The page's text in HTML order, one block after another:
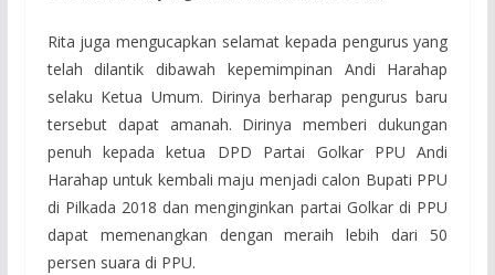
Rita juga mengucapkan selamat kepada pengurus yang
telah dilantik dibawah kepemimpinan Andi Harahap
selaku Ketua Umum. Dirinya berharap pengurus baru
tersebut dapat amanah. Dirinya memberi dukungan
penuh kepada ketua DPD Partai Golkar PPU Andi
Harahap untuk kembali maju menjadi calon Bupati PPU
di Pilkada 2018 dan menginginkan partai Golkar di PPU
dapat memenangkan dengan meraih lebih dari 50
persen suara di PPU.